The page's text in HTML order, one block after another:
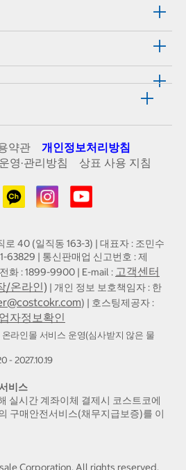
약관
개인정보처리방침
영·관리방침
상표 사용 지침
로 40 (일직동 163-3) | 대표자 : 조민수
63829 | 통신판매업 신고번호 : 제
화 : 1899-9900 | E-mail : 고객센터
/온라인) | 개인 정보 보호책임자 : 한
) | 호스팅제공자 :
자정보확인
라인몰 서비스 운영(심사받지 않은 물
- 2027.10.19
비스
실시간 계좌이체 결제시 코스트코에
구매안전서비스(채무지급보증)를 이
Corporation. All rights reserved.